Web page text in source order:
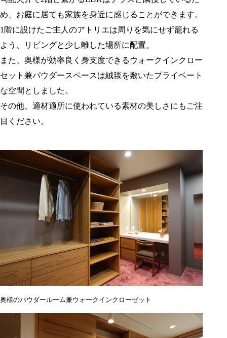
め、お庭に居ても家族を身近に感じることができます。
1階に設けたご主人のアトリエは周りを気にせず籠れる
よう、リビングと少し離した場所に配置。
また、奥様が効率良く身支度できるウォークインクロー
セット兼パウダースペースは絨毯を敷いたプライベート
な空間としました。
その他、適材適所に使われている素材の美しさにもご注
目ください。
奥様のパウダールーム兼ウォークインクローゼット